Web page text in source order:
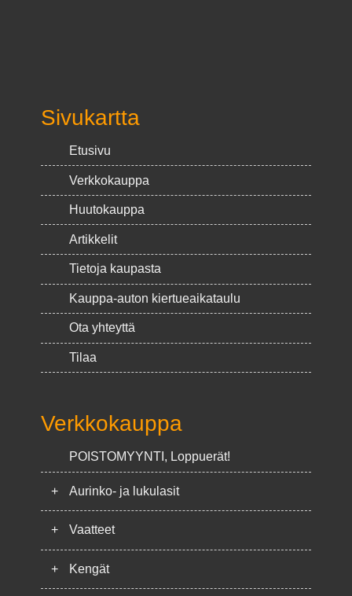
Sivukartta
Etusivu
Verkkokauppa
Huutokauppa
Artikkelit
Tietoja kaupasta
Kauppa-auton kiertueaikataulu
Ota yhteyttä
Tilaa
Verkkokauppa
POISTOMYYNTI, Loppuerät!
+ Aurinko- ja lukulasit
+ Vaatteet
+ Kengät